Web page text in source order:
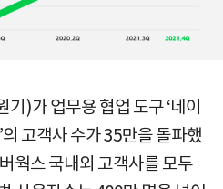
)가 업무용 협업 도구 ‘네이
고객사 수가 35만을 돌파했
웍스 국내외 고객사를 모두